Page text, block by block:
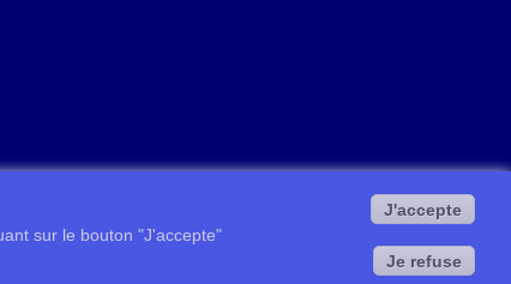
sur le bouton "J'accepte"
J'accepte
Je refuse